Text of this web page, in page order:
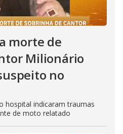
morte de
Milionário
no
hospital indicaram traumas
de moto relatado